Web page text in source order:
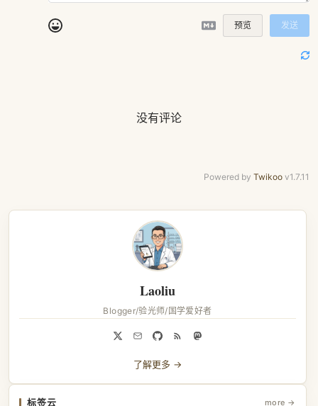
预览 发送
没有评论
Powered by Twikoo v1.7.11
Laoliu
Blogger/验光师/国学爱好者
了解更多 →
标签云 more →